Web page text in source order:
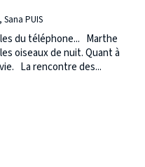
Sana PUIS
du téléphone... Marthe
oiseaux de nuit. Quant à
La rencontre des...